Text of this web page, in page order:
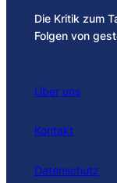
Die Kritik zum
Folgen von
Über uns
Kontakt
Datenschutz